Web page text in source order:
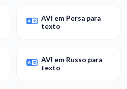
AVI em Persa para
texto
AVI em Russo para
texto